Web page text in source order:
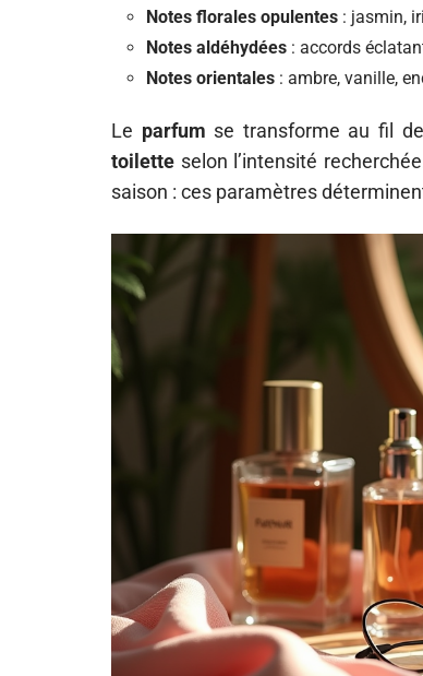
Notes florales opulentes : jasmin,
Notes aldéhydées : accords
Notes orientales : ambre, vanille,
Le parfum se transforme au fil
toilette selon l’intensité
saison : ces paramètres